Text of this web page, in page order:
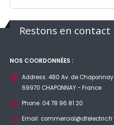
Restons en contact
NOS COORDONNÉES :
Address: 480 Av. de Chaponnay
69970 CHAPONNAY - France
Phone: 04 78 96 81 20
Email: commercial@dfelectric.fr